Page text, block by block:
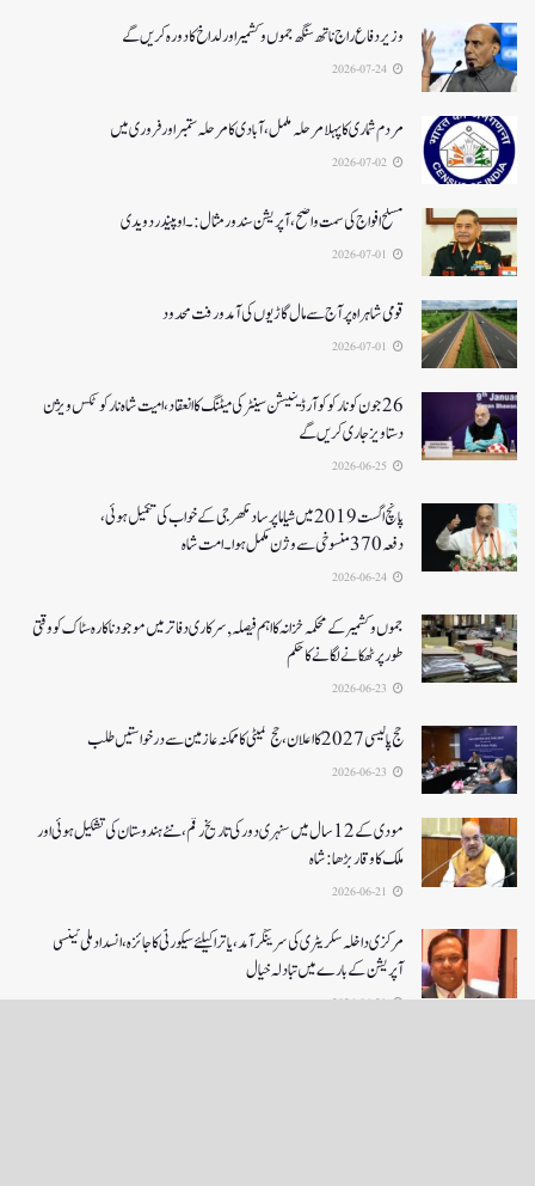
وزیر دفاع راج ناتھ سنگھ جموں و کشمیر اور لداخ کا دورہ کریں گے
مردم شماری کا پہلا مرحلہ مکمل،آبادی کا مرحلہ ستمبر اور فروری میں
مسلح افواج کی سمت واضح، آپریشن سندورمثال:۔ اوپیندر دویدی
قومی شاہراہ پر آج سے مال گاڑیوں کی آمدورفت محدود
26جون کونارکو کوآرڈینیشن سینٹر کی میٹنگ کا انعقاد، امیت شاہ نارکوٹکس ویژن
دستاویز جاری کریں گے
پانچ اگست 2019میں شیاما پر ساد مکھرجی کے خواب کی تکمیل ہوئی،
دفعہ 370منسوخی سے وژن مکمل ہوا۔ امت شاہ
جموں و کشمیر کے محکمہ خزانہ کا اہم فیصلہ , سرکاری دفاتر میں موجود ناکارہ سٹاک کو وقتی
طور پر ٹھکانے لگانے کا حکم
حج پالیسی 2027کا اعلان ،حج کمیٹی کا ممکنہ عازمین سے درخواستیں طلب
مودی کے 12 سال میں سنہری دور کی تاریخ رقم ، نئے ہندوستان کی تشکیل ہوئی اور
ملک کا وقار بڑھا: شاہ
مرکزی داخلہ سکریٹری کی سرینگر آمد ،یاترا کیلئے سیکورٹی کا جائزہ ،انسداد ملی ٹینسی
آپریشن کے بارے میں تبادلہ خیال
2026-06-21